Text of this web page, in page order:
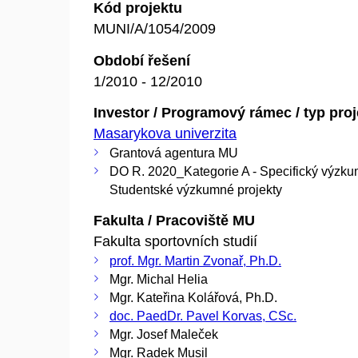
Kód projektu
MUNI/A/1054/2009
Období řešení
1/2010 - 12/2010
Investor / Programový rámec / typ
Masarykova univerzita
Grantová agentura MU
DO R. 2020_Kategorie A - Specifický
Studentské výzkumné projekty
Fakulta / Pracoviště MU
Fakulta sportovních studií
prof. Mgr. Martin Zvonař, Ph.D.
Mgr. Michal Helia
Mgr. Kateřina Kolářová, Ph.D.
doc. PaedDr. Pavel Korvas, CSc.
Mgr. Josef Maleček
Mgr. Radek Musil